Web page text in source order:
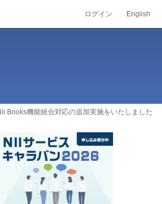
ログイン English
Books機能統合対応の追加実施をいたしました